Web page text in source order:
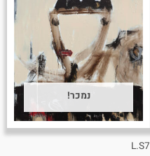
נמכר!
L.S7